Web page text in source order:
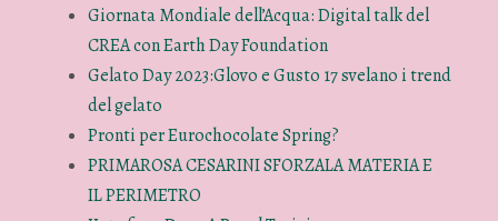
Giornata Mondiale dell’Acqua: Digital talk del
CREA con Earth Day Foundation
Gelato Day 2023:Glovo e Gusto 17 svelano i trend
del gelato
Pronti per Eurochocolate Spring?
PRIMAROSA CESARINI SFORZALA MATERIA E
IL PERIMETRO